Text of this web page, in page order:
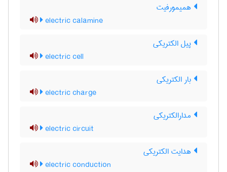
همیمورفیت
electric calamine
پیل الکتریکی
electric cell
بار الکتریکی
electric charge
مدارالکتریکی
electric circuit
هدایت الکتریکی
electric conduction